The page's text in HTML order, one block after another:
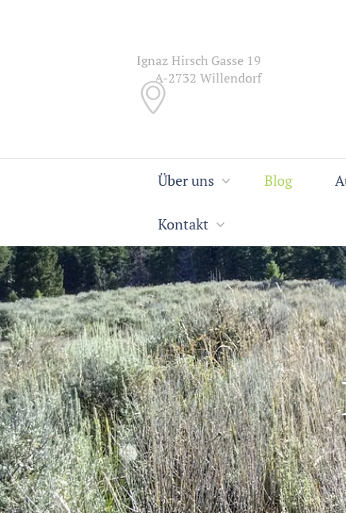
Ignaz Hirsch Gasse 19
A-2732 Willendorf
Über uns Blog
Kontakt